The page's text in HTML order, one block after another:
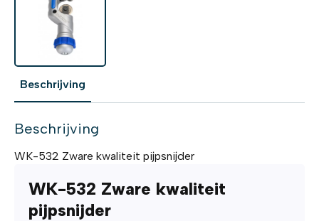
Beschrijving
Beschrijving
WK-532 Zware kwaliteit pijpsnijder
WK-532 Zware kwaliteit
pijpsnijder